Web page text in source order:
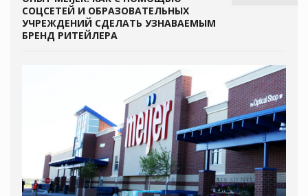
СОЦСЕТЕЙ И ОБРАЗОВАТЕЛЬНЫХ
УЧРЕЖДЕНИЙ СДЕЛАТЬ УЗНАВАЕМЫМ
БРЕНД РИТЕЙЛЕРА